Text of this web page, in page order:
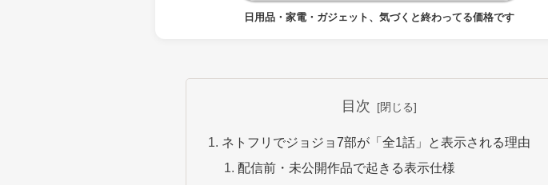
日用品・家電・ガジェット、気づくと終わってる価格です
目次
ネトフリでジョジョ7部が「全1話」と表示される理由
配信前・未公開作品で起きる表示仕様